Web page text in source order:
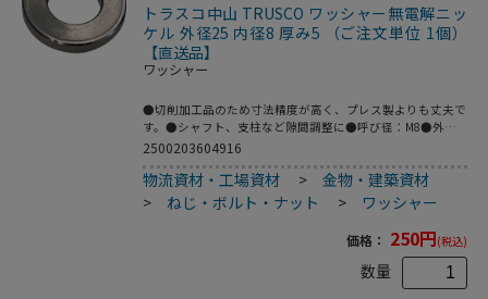
トラスコ中山 TRUSCO ワッシャー無電解ニッ
ケル 外径25 内径8 厚み5 （ご注文単位 1個）
【直送品】
ワッシャー
●切削加工品のため寸法精度が高く、プレス製よりも丈夫で
す。●シャフト、支柱など隙間調整に●呼び径：M8●外径
(mm)：25●内径(mm)：8●厚さ(mm)：5●鉄(無電解ニッケ
2500203604916
物流資材・工場資材 >金物・建築資材
> ねじ・ボルト・ナット > ワッシャー
価格： 250円(税込)
数量